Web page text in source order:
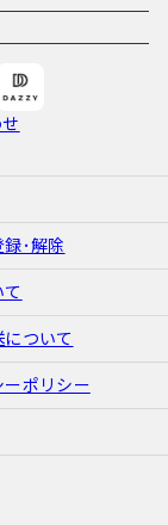
録･解除
ついて
ーポリシー